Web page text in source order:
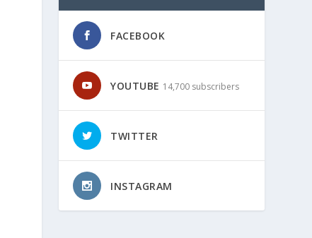
FACEBOOK
YOUTUBE 14,700 subscribers
TWITTER
INSTAGRAM